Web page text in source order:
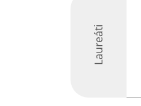
Laureáti